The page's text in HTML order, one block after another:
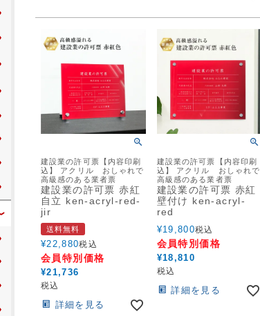
建設業の許可票【内容印刷
込】 アクリル おしゃれで
高級感のある業者票
建設業の許可票 赤紅
自立 ken-acryl-red-
jir
送料無料
¥22,880税込
会員特別価格
¥21,736
税込
詳細を見る
建設業の許可票【内容印刷
込】 アクリル おしゃれで
高級感のある業者票
建設業の許可票 赤紅
壁付け ken-acryl-
red
¥19,800税込
会員特別価格
¥18,810
税込
詳細を見る